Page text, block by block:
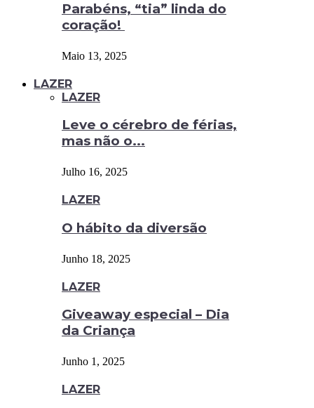
Parabéns, “tia” linda do
coração!
Maio 13, 2025
LAZER
LAZER
Leve o cérebro de férias,
mas não o...
Julho 16, 2025
LAZER
O hábito da diversão
Junho 18, 2025
LAZER
Giveaway especial – Dia
da Criança
Junho 1, 2025
LAZER